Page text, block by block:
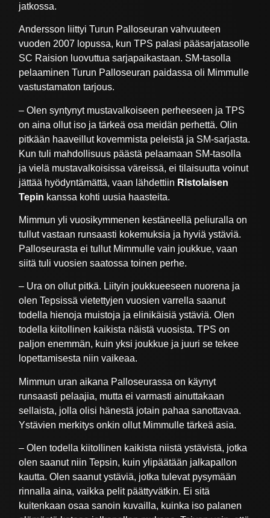
jatkossa.
Andersson liittyi Turun Palloseuran vahvuuteen
vuoden 2007 lopussa, kun TPS palasi pääsarjatasolle
SC Raision luovuttua sarjapaikastaan. SM-tasolla
pelaaminen Turun Palloseuran paidassa oli Mimmulle
vastustamaton tarjous.
– Olen syntynyt mustavalkoiseen perheeseen ja TPS
on aina ollut iso ja tärkeä osa meidän perhettä. Olin
pitkään haaveillut kovemmista peleistä ja SM-sarjasta.
Kun tuli mahdollisuus päästä pelaamaan SM-tasolla
ja vielä mustavalkoisissa väreissä, ei tilaisuutta voinut
jättää hyödyntämättä, vaan lähdettiin Ristolaisen
Tepin kanssa kohti uusia haasteita.
Mimmun yli vuosikymmenen kestäneellä peliuralla on
tullut vastaan runsaasti kokemuksia ja hyviä ystäviä.
Palloseurasta ei tullut Mimmulle vain joukkue, vaan
siitä tuli vuosien saatossa toinen perhe.
– Ura on ollut pitkä. Liityin joukkueeseen nuorena ja
olen Tepsissä vietettyjen vuosien varrella saanut
todella hienoja muistoja ja elinikäisiä ystäviä. Olen
todella kiitollinen kaikista näistä vuosista. TPS on
paljon enemmän, kuin yksi joukkue ja juuri se tekee
lopettamisesta niin vaikeaa.
Mimmun uran aikana Palloseurassa on käynyt
runsaasti pelaajia, mutta ei varmasti ainuttakaan
sellaista, jolla olisi hänestä jotain pahaa sanottavaa.
Ystävien merkitys onkin ollut Mimmulle tärkeä asia.
– Olen todella kiitollinen kaikista niistä ystävistä, jotka
olen saanut niin Tepsin, kuin ylipäätään jalkapallon
kautta. Olen saanut ystäviä, jotka tulevat pysymään
rinnalla aina, vaikka pelit päättyvätkin. Ei sitä
kuitenkaan osaa sanoin kuvailla, kuinka iso palanen